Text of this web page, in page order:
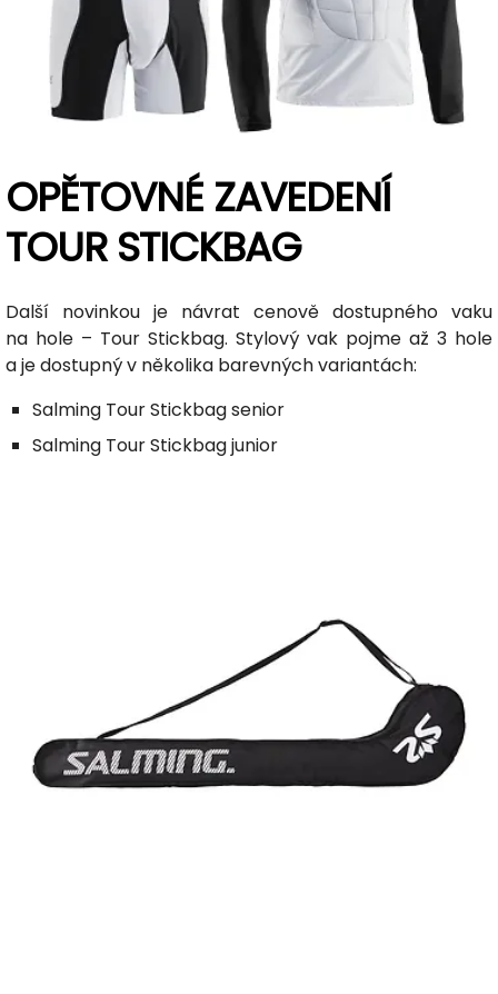
OPĚTOVNÉ ZAVEDENÍ
TOUR STICKBAG
Další novinkou je návrat cenově dostupného vaku
na hole – Tour Stickbag. Stylový vak pojme až 3 hole
a je dostupný v několika barevných variantách:
Salming Tour Stickbag senior
Salming Tour Stickbag junior